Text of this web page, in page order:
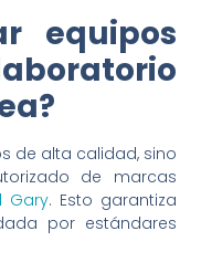
equipos
de alta calidad, sino
de marcas
Gary. Esto garantiza
por estándares